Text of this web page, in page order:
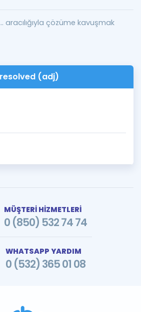
... aracılığıyla çözüme kavuşmak
resolved (adj)
MÜŞTERİ HİZMETLERİ
0 (850) 532 74 74
WHATSAPP YARDIM
0 (532) 365 01 08